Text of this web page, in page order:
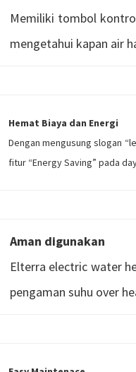
Memiliki tombol
mengetahui kapan air
Hemat Biaya dan Energi
Dengan mengusung slogan
fitur “Energy Saving” pada
Aman digunakan
Elterra electric water
pengaman suhu over